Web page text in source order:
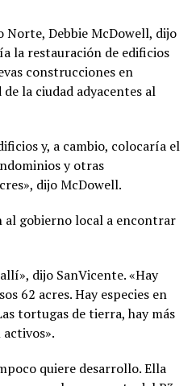
Norte, Debbie McDowell, dijo
la restauración de edificios
construcciones en
la ciudad adyacentes al
y, a cambio, colocaría el
y otras
dijo McDowell.
al gobierno local a encontrar
dijo SanVicente. «Hay
62 acres. Hay especies en
tortugas de tierra, hay más
quiere desarrollo. Ella